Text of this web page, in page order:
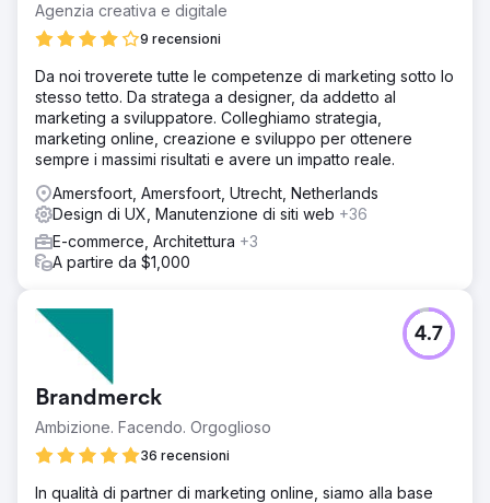
Agenzia creativa e digitale
9 recensioni
Da noi troverete tutte le competenze di marketing sotto lo
stesso tetto. Da stratega a designer, da addetto al
marketing a sviluppatore. Colleghiamo strategia,
marketing online, creazione e sviluppo per ottenere
sempre i massimi risultati e avere un impatto reale.
Amersfoort, Amersfoort, Utrecht, Netherlands
Design di UX, Manutenzione di siti web +36
E-commerce, Architettura +3
A partire da $1,000
Brandmerck
Ambizione. Facendo. Orgoglioso
36 recensioni
4.7
In qualità di partner di marketing online, siamo alla base